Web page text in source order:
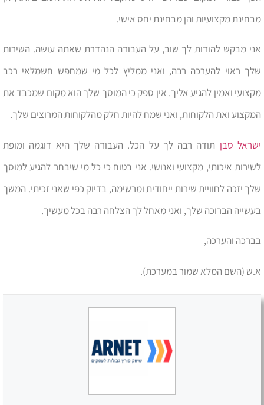
מבחינת מקצועיות והן מבחינת יחס אישי.
אני מבקש להודות לך שוב, על העבודה הנהדרת שאתה עושה. השירות
שלך ראוי להערכה רבה, ואני ממליץ לכל מי שמחפש חשמלאי רכב
מקצועי ואמין להגיע אליך. אין ספק כי המוסך שלך הוא מקום שמכבד את
המקצוע ואת הלקוחות, ואני שמח להיות חלק מהלקוחות המרוצים שלך.
ישראל סבן תודה רבה לך על הכל. העבודה שלך היא דוגמה ומופת
לשירות איכותי, מקצועי ואנושי. אני בטוח כי כל מי שיבחר להגיע למוסך
שלך יזכה לחוויית שירות ייחודית ומרשימה, בדיוק כפי שאני זכיתי. המשך
בעשייה הברוכה שלך, ואני מאחל לך הצלחה רבה בכל מעשיך.
בברכה והערכה,
א.ש (השם המלא שמור במערכת).